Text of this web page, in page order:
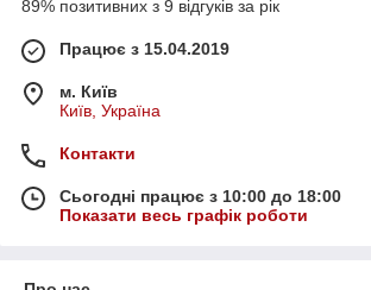
89% позитивних з 9 відгуків за рік
Працює з 15.04.2019
м. Київ
Київ, Україна
Контакти
Сьогодні працює з 10:00 до 18:00
Показати весь графік роботи